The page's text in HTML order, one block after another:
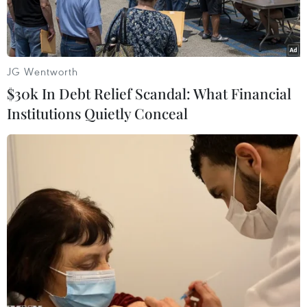
Lực lượng an ninh Sri Lanka được triển khai bên ngoài nhà thờ
St. Anthony ở thủ đô Colombo sau vụ nổ ngày 21/4. (Ảnh:
Hãng hàng không SriLankan Airlines ngày 21/4
thông báo vẫn thực hiện các chuyến bay khởi
hành từ nước này mặc dù nhà chức trách đã
JG Wentworth
$30k In Debt Relief Scandal: What Financial
Institutions Quietly Conceal